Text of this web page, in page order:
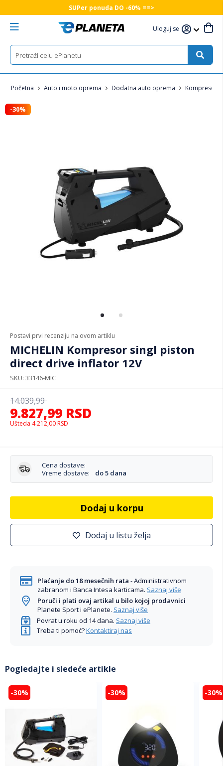
SUPer ponuda DO -60% ==>
Uloguj se
Početna Auto i moto oprema Dodatna auto oprema Kompresori
Postavi prvi recenziju na ovom artiklu
MICHELIN Kompresor singl piston
direct drive inflator 12V
SKU 33146-MIC
9.827,99 RSD
14.039,99
Ušteda 4.212,00 RSD
Cena dostave:
Vreme dostave:
do 5 dana
Dodaj u korpu
Dodaj u listu želja
Plaćanje do 18 mesečnih rata - Administrativnom
zabranom i Banca Intesa karticama. Saznaj više
Poruči i plati ovaj artikal u bilo kojoj prodavnici
Planete Sport i ePlanete. Saznaj više
Povrat u roku od 14 dana. Saznaj više
Treba ti pomoć?Kontaktiraj nas
-30%
Pogledajte i sledeće artikle
-30% -30% -30%